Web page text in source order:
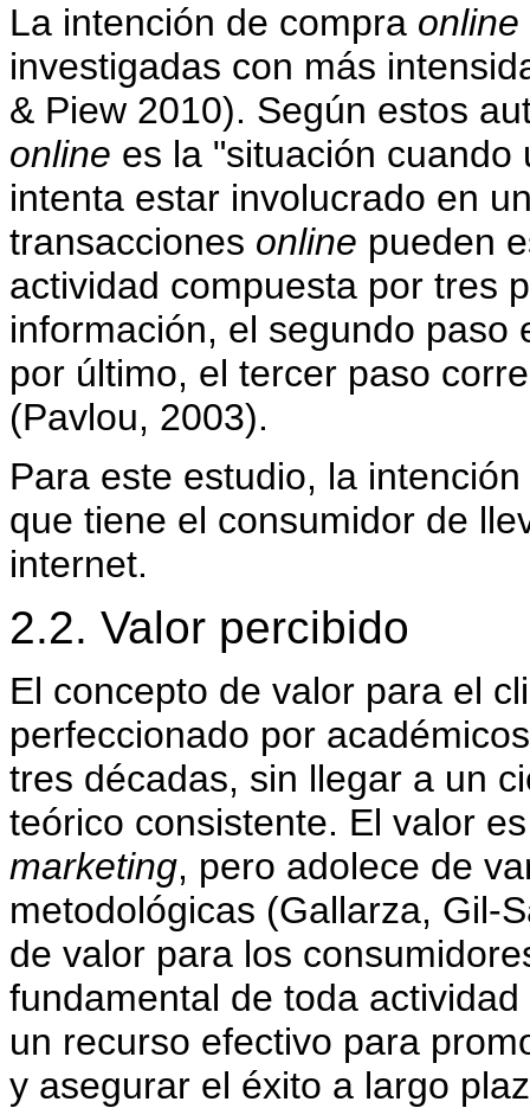
La intención de compra online
investigadas con más
& Piew 2010). Según estos
online es la "situación
intenta estar involucrado en
transacciones online pueden
actividad compuesta por tres
información, el segundo paso
por último, el tercer paso
(Pavlou, 2003).
Para este estudio, la
que tiene el consumidor de
internet.
2.2. Valor percibido
El concepto de valor para el
perfeccionado por
tres décadas, sin llegar a un
teórico consistente. El valor
marketing, pero adolece de
metodológicas (Gallarza, Gil-
de valor para los
fundamental de toda
un recurso efectivo para
y asegurar el éxito a largo